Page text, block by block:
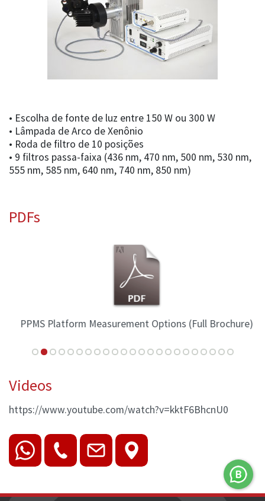
• Escolha de fonte de luz entre 150 W ou 300 W
• Lâmpada de Arco de Xenônio
• Roda de filtro de 10 posições
• 9 filtros passa-faixa (436 nm, 470 nm, 500 nm, 530 nm,
555 nm, 585 nm, 640 nm, 740 nm, 850 nm)
PDFs
PPMS Platform Measurement Options (Full Brochure)
Videos
https://www.youtube.com/watch?v=kktF6BhcnU0